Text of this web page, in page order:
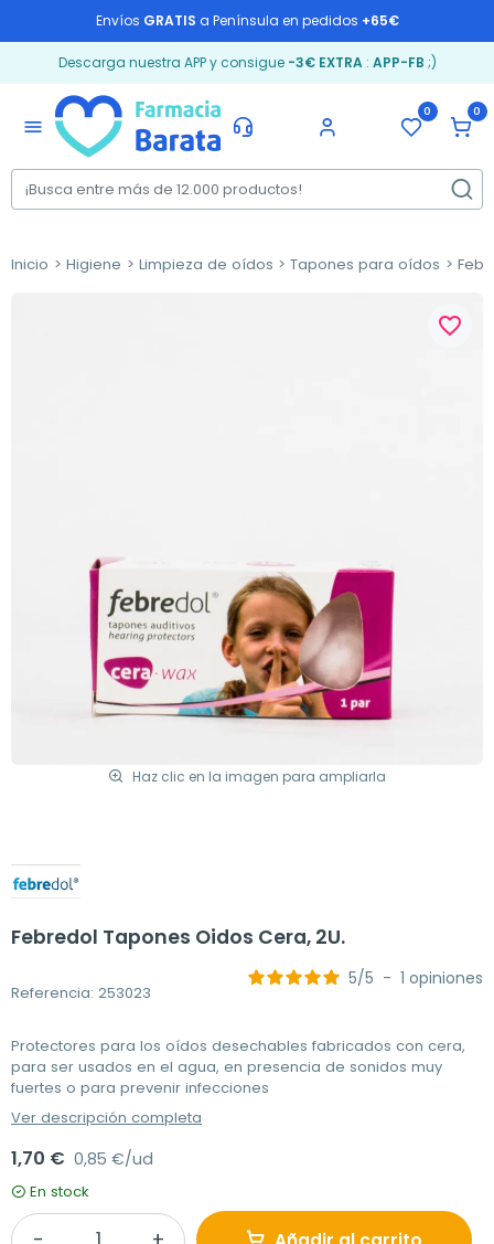
Envíos GRATIS a Península en pedidos +65€
Descarga nuestra APP y consigue -3€ EXTRA: APP-FB ;)
menu
0 0
Inicio Higiene Limpieza de oídos Tapones para oídos
Haz clic en la imagen para ampliarla
favorite_border
Febredol Tapones Oidos Cera, 2U.
Referencia: 253023
5/5 - 1 opiniones
Protectores para los oídos desechables fabricados con cera,
para ser usados en el agua, en presencia de sonidos muy
fuertes o para prevenir infecciones
Ver descripción completa
1,70 € 0,85 €/ud
En stock